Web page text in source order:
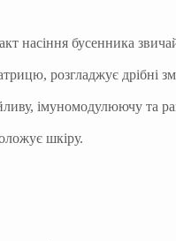
насіння бусенника
розгладжує дрібні
імуномодулюючу та
шкіру.